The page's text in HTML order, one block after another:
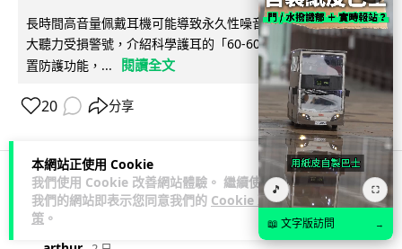
本網站正使用 Cookie
我們使用 Cookie 改善網站體驗。 繼續使用
我們的網站即表示您同意我們的 Cookie 政
策 。
長時間高音量佩戴耳機可能導致永久性噪音性聽損。本文盤點 4
大聽力受損警號，介紹科學護耳的「60-60 原則」及 Apple 內
置防護功能，...
閱讀全文
20 分享
人工智能
🎵 ⛶
📖 文字版訪問 →